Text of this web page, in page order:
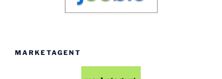
MARKETAGENT